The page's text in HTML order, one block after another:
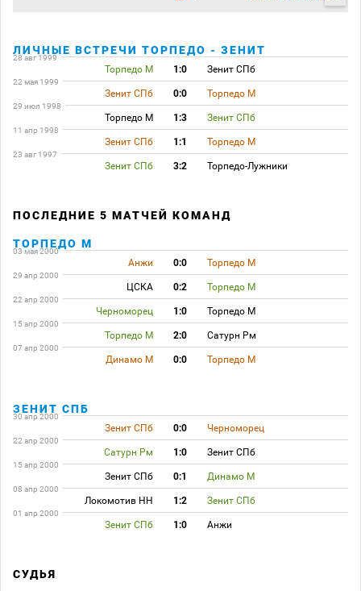
ЛИЧНЫЕ ВСТРЕЧИ ТОРПЕДО - ЗЕНИТ
28 авг 1999
Торпедо М 1:0 Зенит СПб
22 мая 1999
Зенит СПб 0:0 Торпедо М
29 июл 1998
Торпедо М 1:3 Зенит СПб
11 апр 1998
Зенит СПб 1:1 Торпедо М
23 авг 1997
Зенит СПб 3:2 Торпедо-Лужники
ПОСЛЕДНИЕ 5 МАТЧЕЙ КОМАНД
ТОРПЕДО М
03 мая 2000
Анжи 0:0 Торпедо М
29 апр 2000
ЦСКА 0:2 Торпедо М
22 апр 2000
Черноморец 1:0 Торпедо М
15 апр 2000
Торпедо М 2:0 Сатурн Рм
07 апр 2000
Динамо М 0:0 Торпедо М
ЗЕНИТ СПБ
30 апр 2000
Зенит СПб 0:0 Черноморец
22 апр 2000
Сатурн Рм 1:0 Зенит СПб
15 апр 2000
Зенит СПб 0:1 Динамо М
08 апр 2000
Локомотив НН 1:2 Зенит СПб
01 апр 2000
Зенит СПб 1:0 Анжи
СУДЬЯ